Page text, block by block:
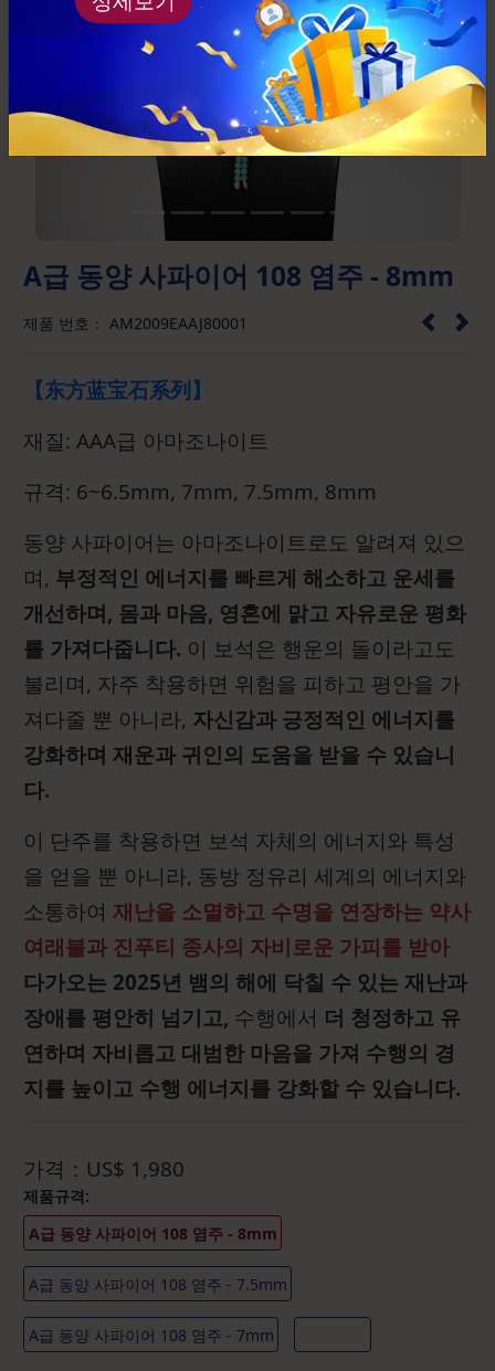
Next
A급 동양 사파이어 108 염주 - 8mm
제품 번호： AM2009EAAJ80001
【东方蓝宝石系列】
재질: AAA급 아마조나이트
규격: 6~6.5mm, 7mm, 7.5mm, 8mm
동양 사파이어는 아마조나이트로도 알려져 있으
며, 부정적인 에너지를 빠르게 해소하고 운세를
개선하며, 몸과 마음, 영혼에 맑고 자유로운 평화
를 가져다줍니다. 이 보석은 행운의 돌이라고도
불리며, 자주 착용하면 위험을 피하고 평안을 가
져다줄 뿐 아니라, 자신감과 긍정적인 에너지를
강화하며 재운과 귀인의 도움을 받을 수 있습니
다.
이 단주를 착용하면 보석 자체의 에너지와 특성
을 얻을 뿐 아니라, 동방 정유리 세계의 에너지와
소통하여 재난을 소멸하고 수명을 연장하는 약사
여래불과 진푸티 종사의 자비로운 가피를 받아
다가오는 2025년 뱀의 해에 닥칠 수 있는 재난과
장애를 평안히 넘기고, 수행에서 더 청정하고 유
연하며 자비롭고 대범한 마음을 가져 수행의 경
지를 높이고 수행 에너지를 강화할 수 있습니다.
가격： US$ 1,980
제품규격:
A급 동양 사파이어 108 염주 - 8mm
A급 동양 사파이어 108 염주 - 7.5mm
A급 동양 사파이어 108 염주 - 7mm